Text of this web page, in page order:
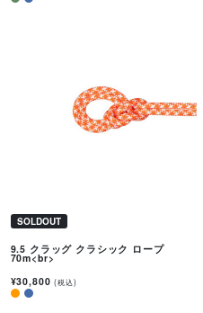
SOLDOUT
9.5 クラッグ クラシック ロープ
70m<br>
¥30,800(税込)